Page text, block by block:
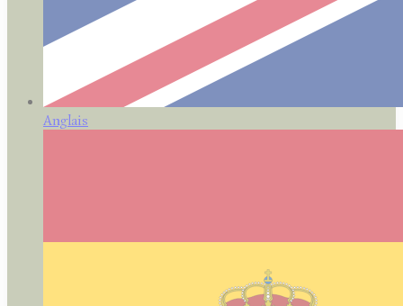
Anglais